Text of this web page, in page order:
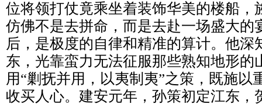
位将领打仗竟乘坐着装饰华美的楼船，
仿佛不是去拼命，而是去赴一场盛大的
后，是极度的自律和精准的算计。他深
东，光靠蛮力无法征服那些熟知地形的
用“剿抚并用，以夷制夷”之策，既施以
收买人心。建安元年，孙策初定江东，